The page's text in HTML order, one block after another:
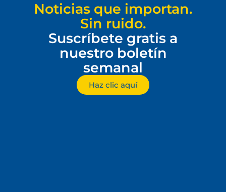
Noticias que importan.
Sin ruido.
Suscríbete gratis a
nuestro boletín
semanal
Haz clic aquí